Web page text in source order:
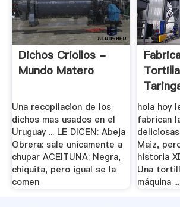
Dichos Criollos -
Mundo Matero
Una recopilacion de los
dichos mas usados en el
Uruguay ... LE DICEN: Abeja
Obrera: sale unicamente a
chupar ACEITUNA: Negra,
chiquita, pero igual se la
comen
hola hoy
fabrican
Maiz,
historia
Una
máquina ...